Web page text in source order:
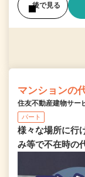
後で見る
マンションの
住友不動産建物サー
パート
様々な場所に行
み等で不在時の